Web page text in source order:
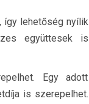
így lehetőség nyílik
együttesek is
Egy adott
is szerepelhet.